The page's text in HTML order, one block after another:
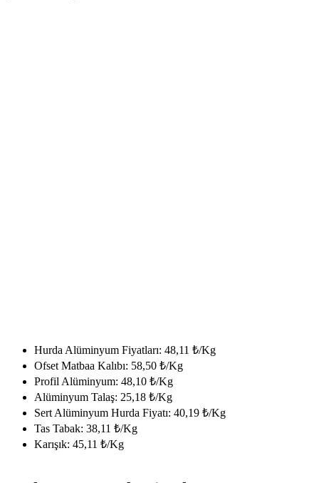
Hurda Alüminyum Fiyatları: 48,11 ₺/Kg
Ofset Matbaa Kalıbı: 58,50 ₺/Kg
Profil Alüminyum: 48,10 ₺/Kg
Alüminyum Talaş: 25,18 ₺/Kg
Sert Alüminyum Hurda Fiyatı: 40,19 ₺/Kg
Tas Tabak: 38,11 ₺/Kg
Karışık: 45,11 ₺/Kg